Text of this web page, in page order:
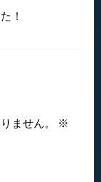
！
ません。
※